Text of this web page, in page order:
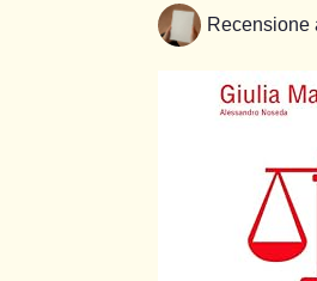
Recensione